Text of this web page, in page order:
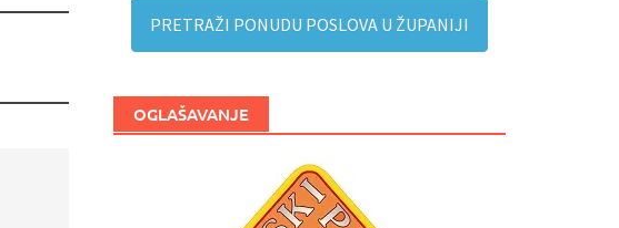
PRETRAŽI PONUDU POSLOVA U ŽUPANIJI
OGLAŠAVANJE